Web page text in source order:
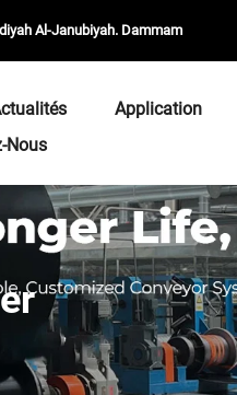
Al-Janubiyah. Dammam
Application
Nous